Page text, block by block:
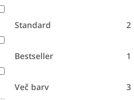
Standard 2
Bestseller 1
Več barv 3